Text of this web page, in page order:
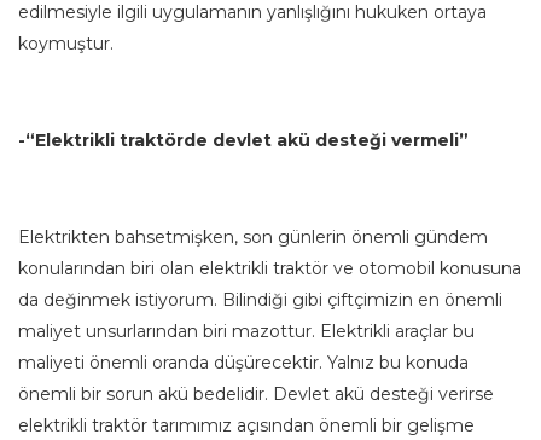
edilmesiyle ilgili uygulamanın yanlışlığını hukuken ortaya
koymuştur.
-“Elektrikli traktörde devlet akü desteği vermeli”
Elektrikten bahsetmişken, son günlerin önemli gündem
konularından biri olan elektrikli traktör ve otomobil konusuna
da değinmek istiyorum. Bilindiği gibi çiftçimizin en önemli
maliyet unsurlarından biri mazottur. Elektrikli araçlar bu
maliyeti önemli oranda düşürecektir. Yalnız bu konuda
önemli bir sorun akü bedelidir. Devlet akü desteği verirse
elektrikli traktör tarımımız açısından önemli bir gelişme